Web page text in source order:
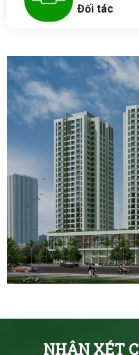
Đối tác
NHẬN XÉT